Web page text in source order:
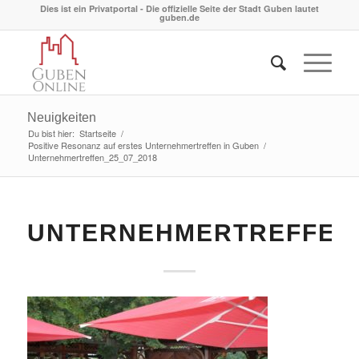
Dies ist ein Privatportal - Die offizielle Seite der Stadt Guben lautet
guben.de
Neuigkeiten
Du bist hier: Startseite /
Positive Resonanz auf erstes Unternehmertreffen in Guben /
Unternehmertreffen_25_07_2018